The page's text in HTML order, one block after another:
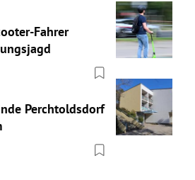
Fahrer
Perchtoldsdorf